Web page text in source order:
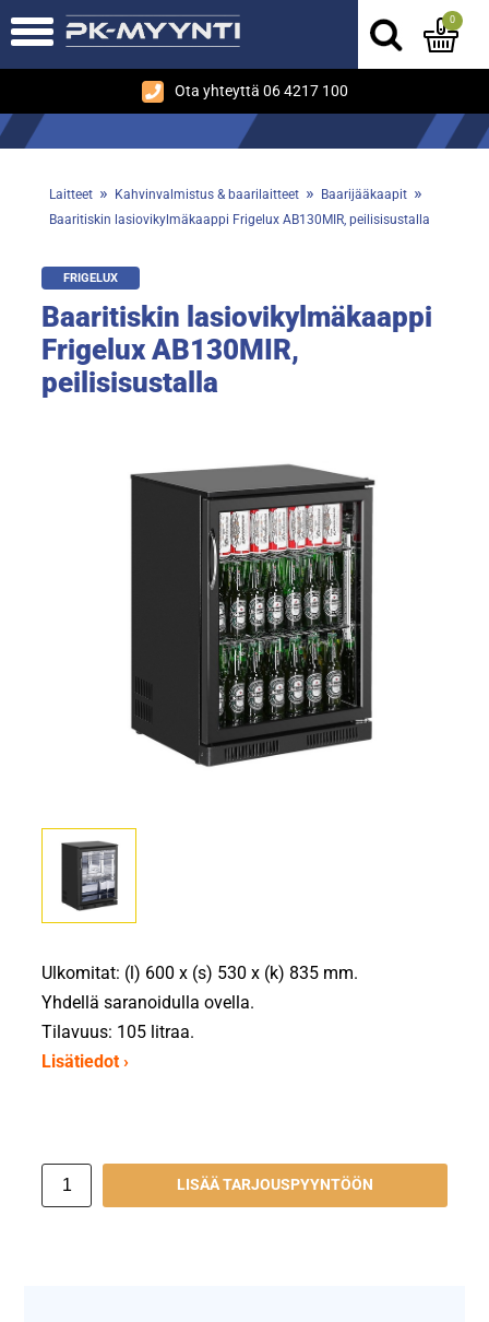
Ota yhteyttä 06 4217 100
0
Laitteet » Kahvinvalmistus & baarilaitteet » Baarijääkaapit »
Baaritiskin lasiovikylmäkaappi Frigelux AB130MIR, peilisisustalla
FRIGELUX
Baaritiskin lasiovikylmäkaappi
Frigelux AB130MIR,
peilisisustalla
Ulkomitat: (l) 600 x (s) 530 x (k) 835 mm.
Yhdellä saranoidulla ovella.
Tilavuus: 105 litraa.
Lisätiedot ›
LISÄÄ TARJOUSPYYNTÖÖN